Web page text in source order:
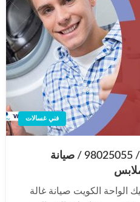
فني غسالات
فني تصليح غسالات الواحة / 98025055 / صيانة
الواحة الكويت صيانة غالة